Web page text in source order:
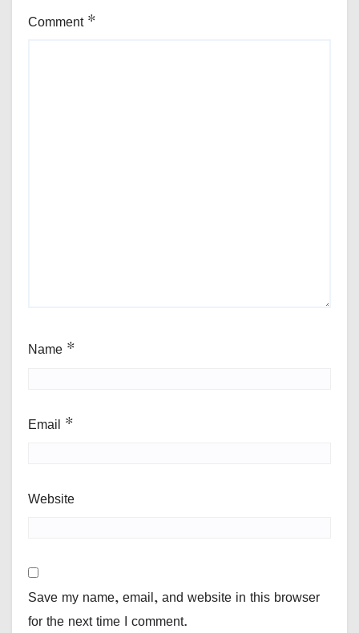
Comment *
Name *
Email *
Website
Save my name, email, and website in this browser
for the next time I comment.